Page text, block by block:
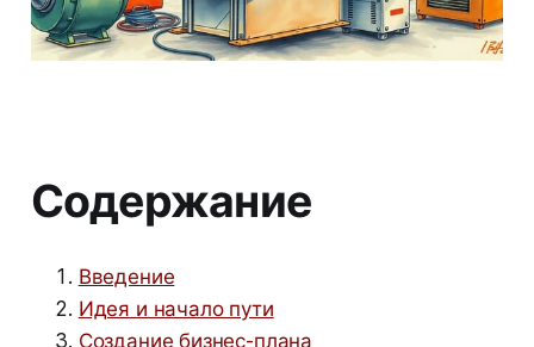
Содержание
Введение
Идея и начало пути
Создание бизнес-плана